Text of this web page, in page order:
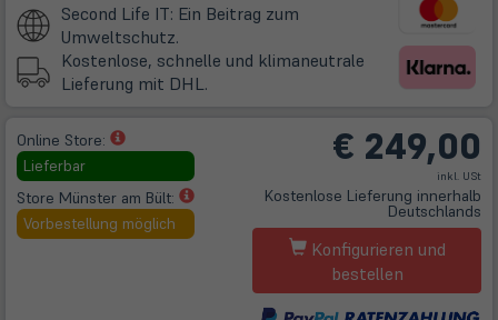
neuem
Second Life IT: Ein Beitrag zum
Umweltschutz.
Kostenlose, schnelle und klimaneutrale
Lieferung mit DHL.
Online Store:
(öffnet
neuem
Tab)
Lieferbar
Store Münster am Bült:
(öffnet
in
neuem
Vorbestellung möglich
€ 249,00
inkl. USt
Kostenlose Lieferung innerhalb
Deutschlands
Konfigurieren und
bestellen